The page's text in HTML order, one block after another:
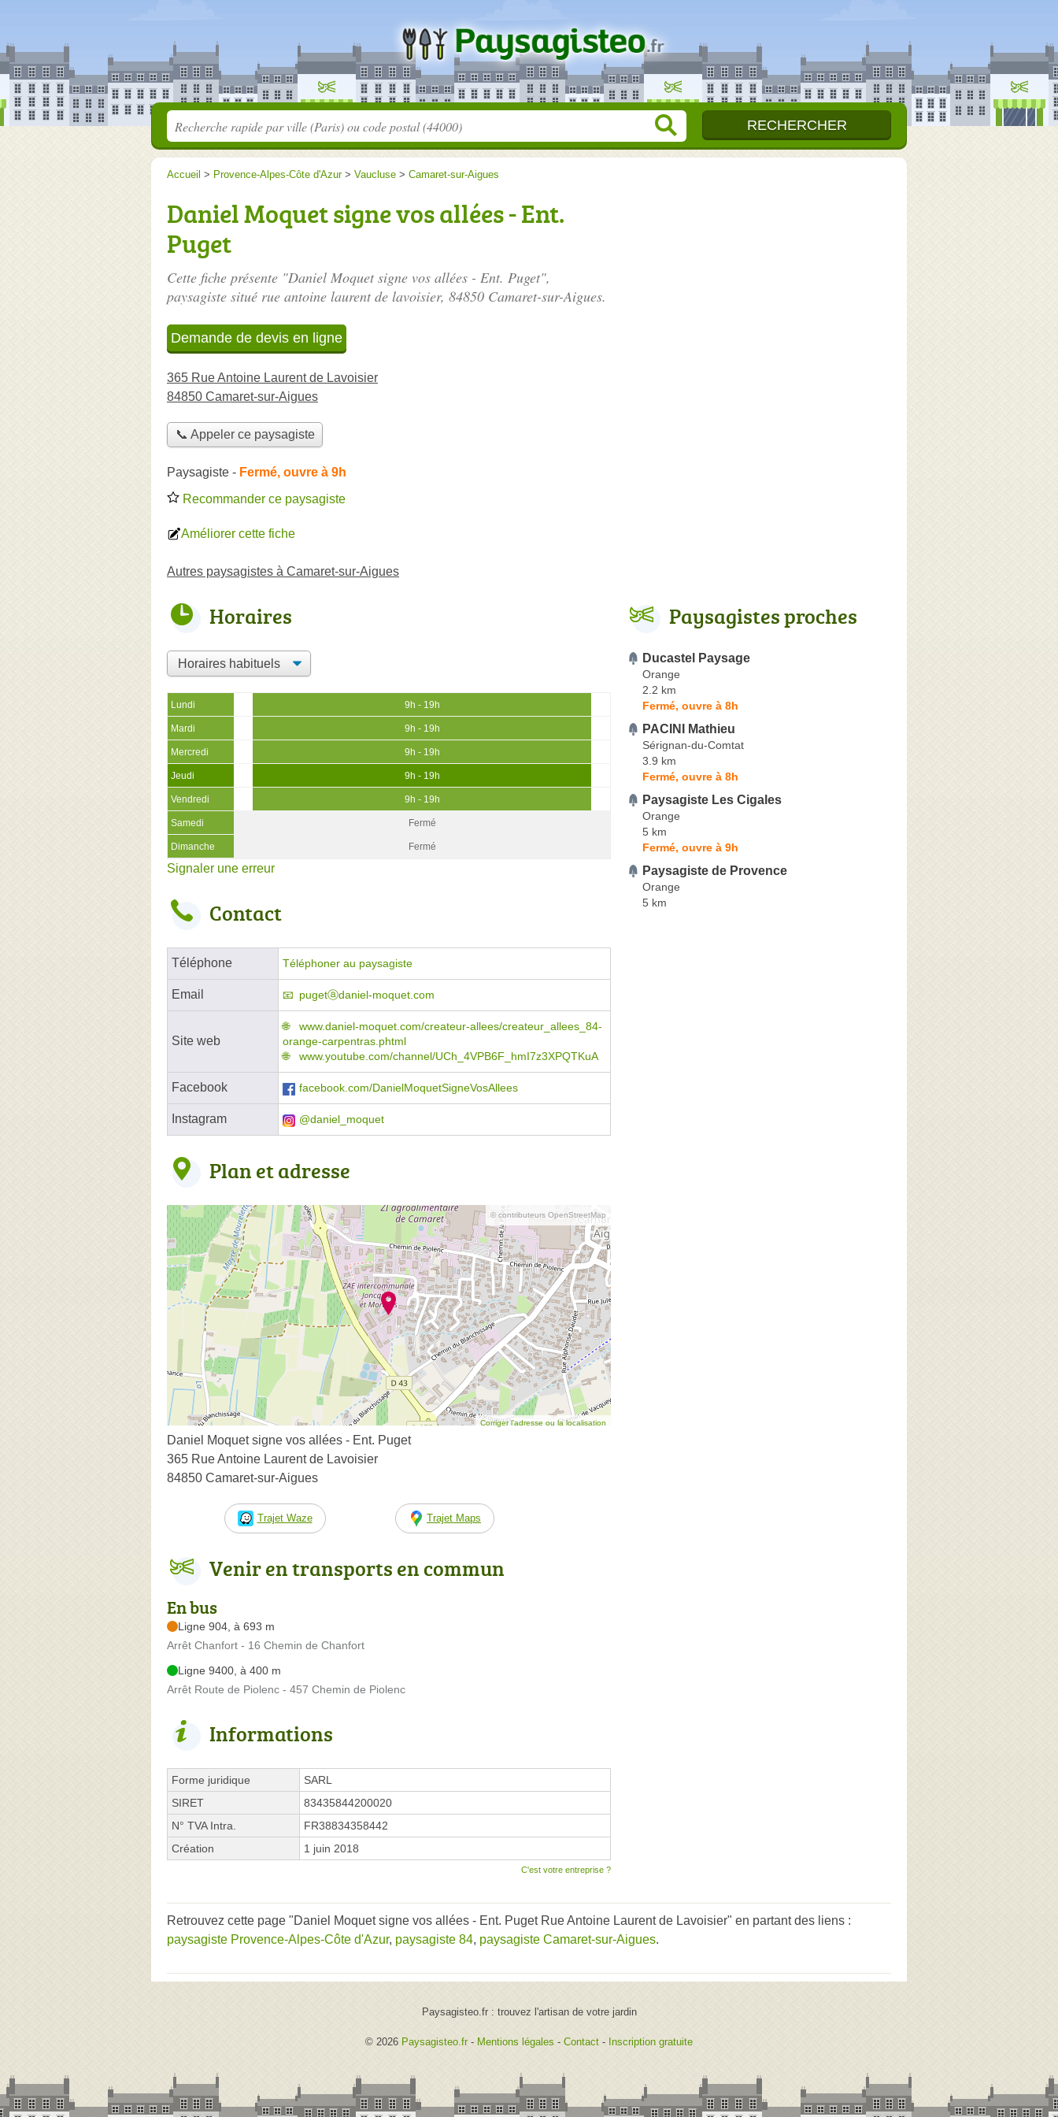
Accueil > Provence-Alpes-Côte d'Azur> Vaucluse > Camaret-sur-Aigues
Daniel Moquet signe vos allées - Ent.
Puget
Cette fiche présente "Daniel Moquet signe vos allées - Ent. Puget",
paysagiste situé rue antoine laurent de lavoisier, 84850 Camaret-sur-Aigues.
Demande de devis en ligne
365 Rue Antoine Laurent de Lavoisier
84850 Camaret-sur-Aigues
📞 Appeler ce paysagiste
Paysagiste - Fermé, ouvre à 9h
Recommander ce paysagiste
Améliorer cette fiche
Autres paysagistes à Camaret-sur-Aigues
Horaires
Lundi 9h - 19h
Mardi 9h - 19h
Mercredi 9h - 19h
Jeudi 9h - 19h
Vendredi 9h - 19h
Samedi Fermé
Dimanche Fermé
Signaler une erreur
Contact
Téléphone Téléphoner au paysagiste
Email pugetⓐdaniel-moquet.com
Site web
www.daniel-moquet.com/createur-allees/createur_allees_84-
orange-carpentras.phtml
www.youtube.com/channel/UCh_4VPB6F_hmI7z3XPQTKuA
Facebook facebook.com/DanielMoquetSigneVosAllees
Instagram @daniel_moquet
Plan et adresse
© contributeurs OpenStreetMap
Corriger l’adresse ou la localisation
Daniel Moquet signe vos allées - Ent. Puget
365 Rue Antoine Laurent de Lavoisier
84850 Camaret-sur-Aigues
Trajet Waze Trajet Maps
Venir en transports en commun
En bus
Ligne 904, à 693 m
Arrêt Chanfort - 16 Chemin de Chanfort
Ligne 9400, à 400 m
Arrêt Route de Piolenc - 457 Chemin de Piolenc
Informations
Forme juridique
SARL
SIRET
83435844200020
N° TVA Intra.
FR38834358442
Création
1 juin 2018
C'est votre entreprise ?
Paysagistes proches
Ducastel Paysage
Orange
2.2 km
Fermé, ouvre à 8h
PACINI Mathieu
Sérignan-du-Comtat
3.9 km
Fermé, ouvre à 8h
Paysagiste Les Cigales
Orange
5 km
Fermé, ouvre à 9h
Paysagiste de Provence
Orange
5 km
Retrouvez cette page "Daniel Moquet signe vos allées - Ent. Puget Rue Antoine Laurent de Lavoisier" en partant des liens :
paysagiste Provence-Alpes-Côte d'Azur, paysagiste 84, paysagiste Camaret-sur-Aigues.
Paysagisteo.fr : trouvez l'artisan de votre jardin
© 2026 Paysagisteo.fr - Mentions légales - Contact - Inscription gratuite